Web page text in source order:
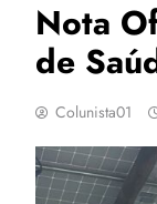
Nota
de
Colunista01